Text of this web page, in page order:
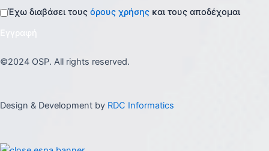
Έχω διαβάσει τους όρους χρήσης και τους αποδέχομαι
Εγγραφή
©2024 OSP. All rights reserved.
Design & Development by RDC Informatics